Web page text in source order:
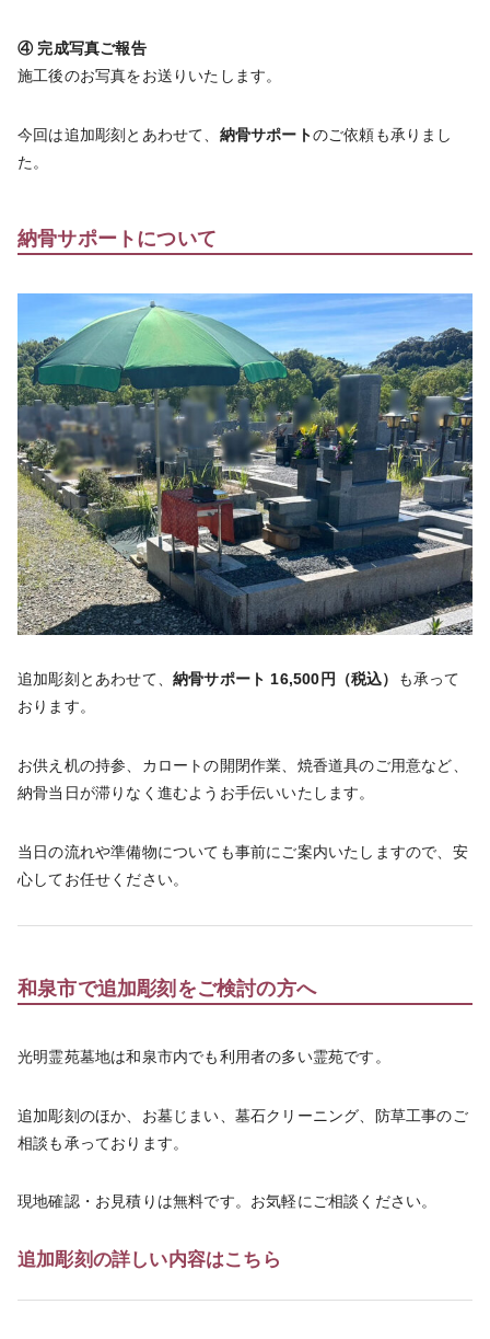
④ 完成写真ご報告
施工後のお写真をお送りいたします。
今回は追加彫刻とあわせて、 納骨サポートのご依頼も承りまし
た。
納骨サポートについて
追加彫刻とあわせて、 納骨サポート 16,500円（税込）
も承って
おります。
お供え机の持参、カロートの開閉作業、焼香道具のご用意など、
納骨当日が滞りなく進むようお手伝いいたします。
当日の流れや準備物についても事前にご案内いたしますので、安
心してお任せください。
和泉市で追加彫刻をご検討の方へ
光明霊苑墓地は和泉市内でも利用者の多い霊苑です。
追加彫刻のほか、お墓じまい、墓石クリーニング、防草工事のご
相談も承っております。
現地確認・お見積りは無料です。お気軽にご相談ください。
追加彫刻の詳しい内容はこちら